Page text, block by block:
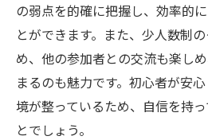
の弱点を的確に把握し、効率的
とができます。また、少人数制
め、他の参加者との交流も楽し
まるのも魅力です。初心者が安
境が整っているため、自信を持
とでしょう。